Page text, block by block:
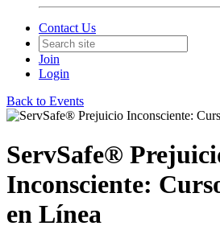
Contact Us
Join
Login
Back to Events
ServSafe®
Inconsciente:
en Línea